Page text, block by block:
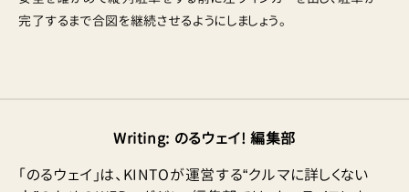
完了するまで合図を継続させるようにしましょう。
Writing: のるウェイ! 編集部
「のるウェイ」は、KINTOが運営する“クルマに詳しくない